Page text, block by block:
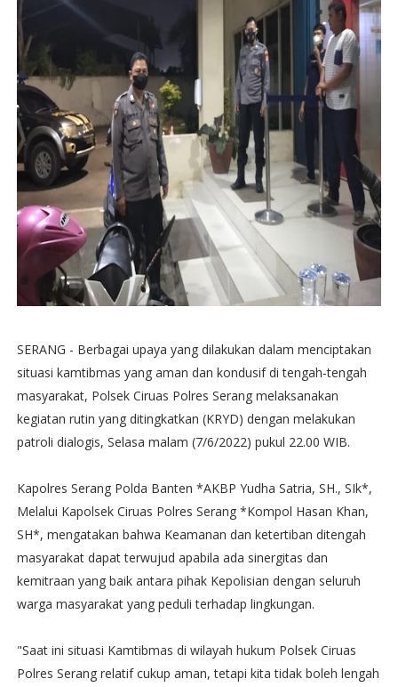
SERANG - Berbagai upaya yang dilakukan dalam menciptakan
situasi kamtibmas yang aman dan kondusif di tengah-tengah
masyarakat, Polsek Ciruas Polres Serang melaksanakan
kegiatan rutin yang ditingkatkan (KRYD) dengan melakukan
patroli dialogis, Selasa malam (7/6/2022) pukul 22.00 WIB.
Kapolres Serang Polda Banten *AKBP Yudha Satria, SH., SIk*,
Melalui Kapolsek Ciruas Polres Serang *Kompol Hasan Khan,
SH*, mengatakan bahwa Keamanan dan ketertiban ditengah
masyarakat dapat terwujud apabila ada sinergitas dan
kemitraan yang baik antara pihak Kepolisian dengan seluruh
warga masyarakat yang peduli terhadap lingkungan.
"Saat ini situasi Kamtibmas di wilayah hukum Polsek Ciruas
Polres Serang relatif cukup aman, tetapi kita tidak boleh lengah